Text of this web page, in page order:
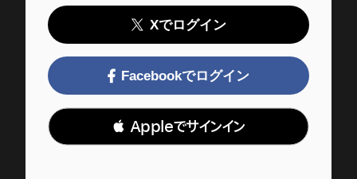
Xでログイン
Facebookでログイン
 Appleでサインイン